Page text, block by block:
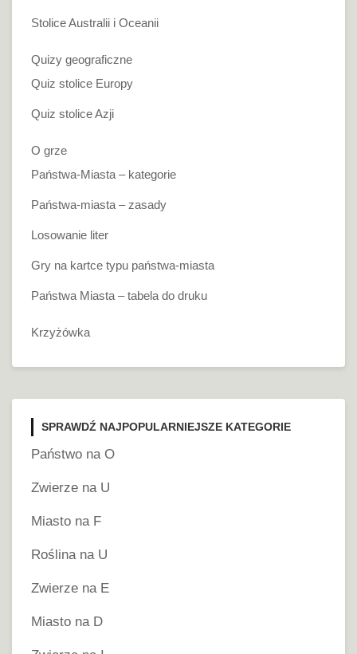
Stolice Australii i Oceanii
Quizy geograficzne
Quiz stolice Europy
Quiz stolice Azji
O grze
Państwa-Miasta – kategorie
Państwa-miasta – zasady
Losowanie liter
Gry na kartce typu państwa-miasta
Państwa Miasta – tabela do druku
Krzyżówka
SPRAWDŹ NAJPOPULARNIEJSZE KATEGORIE
Państwo na O
Zwierze na U
Miasto na F
Roślina na U
Zwierze na E
Miasto na D